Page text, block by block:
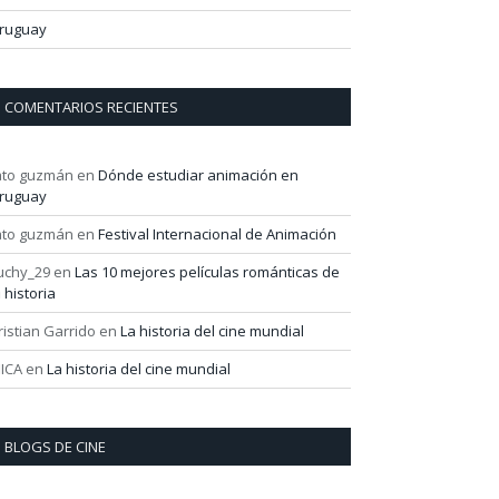
COMENTARIOS RECIENTES
guzmán en Dónde estudiar animación en
guzmán en Festival Internacional de Animación
en Las 10 mejores películas románticas de
historia
Garrido en La historia del cine mundial
en La historia del cine mundial
BLOGS DE CINE